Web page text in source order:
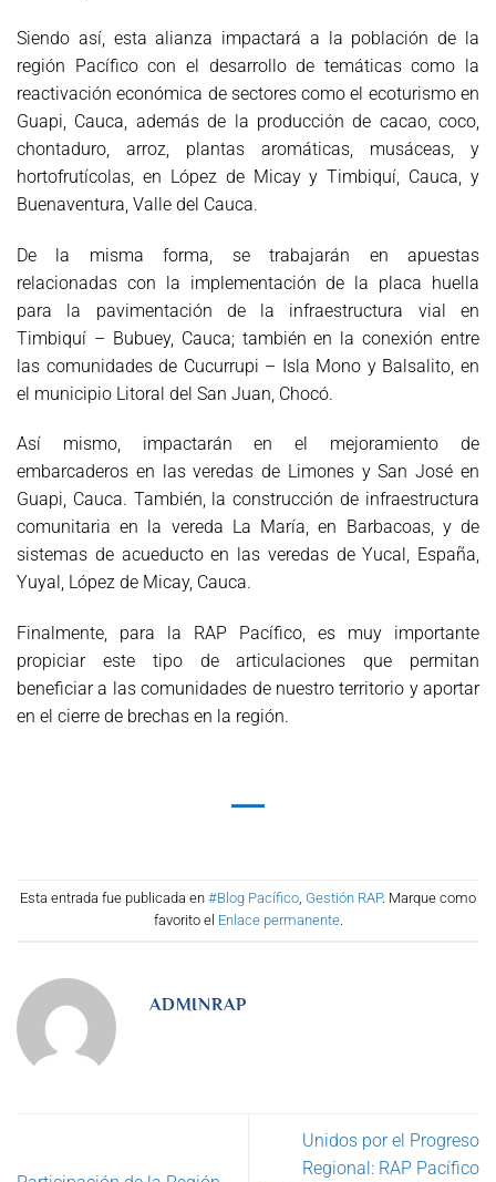
Siendo así, esta alianza impactará a la población de la
región Pacífico con el desarrollo de temáticas como la
reactivación económica de sectores como el ecoturismo en
Guapi, Cauca, además de la producción de cacao, coco,
chontaduro, arroz, plantas aromáticas, musáceas, y
hortofrutícolas, en López de Micay y Timbiquí, Cauca, y
Buenaventura, Valle del Cauca.
De la misma forma, se trabajarán en apuestas
relacionadas con la implementación de la placa huella
para la pavimentación de la infraestructura vial en
Timbiquí – Bubuey, Cauca; también en la conexión entre
las comunidades de Cucurrupi – Isla Mono y Balsalito, en
el municipio Litoral del San Juan, Chocó.
Así mismo, impactarán en el mejoramiento de
embarcaderos en las veredas de Limones y San José en
Guapi, Cauca. También, la construcción de infraestructura
comunitaria en la vereda La María, en Barbacoas, y de
sistemas de acueducto en las veredas de Yucal, España,
Yuyal, López de Micay, Cauca.
Finalmente, para la RAP Pacífico, es muy importante
propiciar este tipo de articulaciones que permitan
beneficiar a las comunidades de nuestro territorio y aportar
en el cierre de brechas en la región.
Esta entrada fue publicada en #Blog Pacífico, Gestión RAP. Marque como
favorito el Enlace permanente.
ADMINRAP
Unidos por el Progreso
Regional: RAP Pacífico